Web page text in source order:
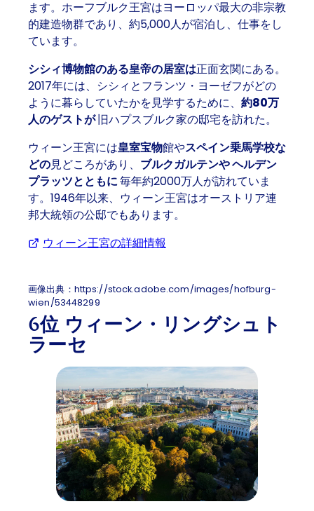
ます。ホーフブルク王宮はヨーロッパ最大の非宗教
的建造物群であり、約5,000人が宿泊し、仕事をし
ています。
シシィ博物館のある皇帝の居室は正面玄関にある。
2017年には、シシィとフランツ・ヨーゼフがどの
ように暮らしていたかを見学するために、 約80万
人のゲストが旧ハプスブルク家の邸宅を訪れた。
ウィーン王宮には皇室宝物館やスペイン乗馬学校な
どの見どころがあり、 ブルクガルテンやヘルデン
プラッツとともに毎年約2000万人が訪れていま
す。1946年以来、ウィーン王宮はオーストリア連
邦大統領の公邸でもあります。
ウィーン王宮の詳細情報
画像出典：https://stock.adobe.com/images/hofburg-
wien/53448299
6位 ウィーン・リングシュト
ラーセ